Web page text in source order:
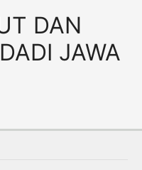
DAN
JAWA